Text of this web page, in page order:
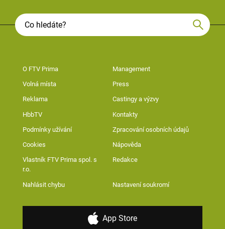
O FTV Prima Management
Volná místa Press
Reklama Castingy a výzvy
HbbTV Kontakty
Podmínky užívání Zpracování osobních údajů
Cookies Nápověda
Vlastník FTV Prima spol. s
r.o.
Redakce
Nahlásit chybu Nastavení soukromí
App Store